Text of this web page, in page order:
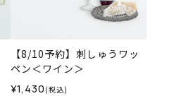
【8/10予約】刺しゅうワッ
ペン＜ワイン＞
¥1,430 (税込)